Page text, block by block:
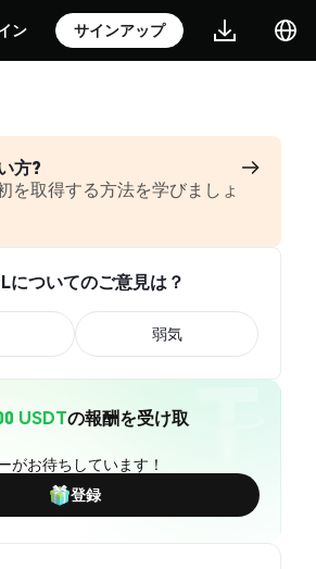
ン サインアップ
方?
を取得する方法を学びましょ
についてのご意見は？
弱気
USDTの報酬を受け取
がお待ちしています！
登録